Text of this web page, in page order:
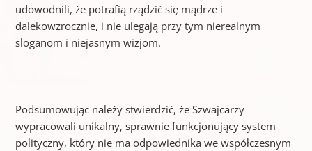
udowodnili, że potrafią rządzić się mądrze i
dalekowzrocznie, i nie ulegają przy tym nierealnym
sloganom i niejasnym wizjom.
Podsumowując należy stwierdzić, że Szwajcarzy
wypracowali unikalny, sprawnie funkcjonujący system
polityczny, który nie ma odpowiednika we współczesnym